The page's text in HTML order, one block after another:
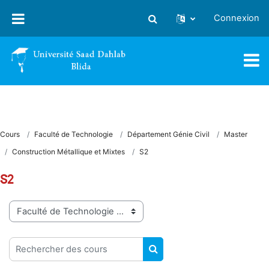
Activer/désactiver la saisie
Connexion
Cours Faculté de Technologie Département Génie Civil
Master
Construction Métallique et Mixtes
S2
S2
Catégories de cours
Rechercher des cours
RECHERCHER DES